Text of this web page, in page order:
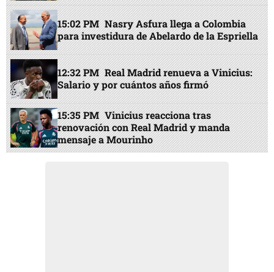
15:02 PM Nasry Asfura llega a Colombia
para investidura de Abelardo de la Espriella
12:32 PM Real Madrid renueva a Vinicius:
Salario y por cuántos años firmó
15:35 PM Vinicius reacciona tras
renovación con Real Madrid y manda
mensaje a Mourinho